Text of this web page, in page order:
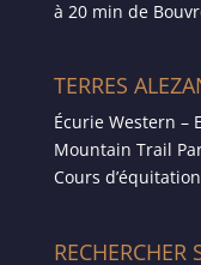
à 20 min de
TERRES
Écurie Western –
Mountain Trail
Cours
RECHERCHER